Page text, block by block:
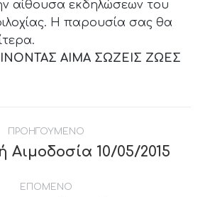
αίθουσα εκδηλώσεων του
Η παρουσία σας θα
ΑΙΜΑ ΣΩΖΕΙΣ ΖΩΕΣ
ΠΡΟΗΓΟΥΜΕΝΟ
Previous
Αιμοδοσία 10/05/2015
ΕΠΟΜΕΝΟ